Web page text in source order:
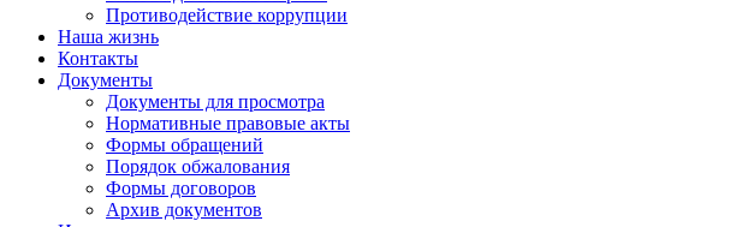
Противодействие коррупции
Наша жизнь
Контакты
Документы
Документы для просмотра
Нормативные правовые акты
Формы обращений
Порядок обжалования
Формы договоров
Архив документов